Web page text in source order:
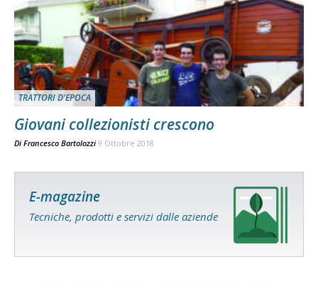
TRATTORI D'EPOCA
Giovani collezionisti crescono
Di Francesco Bartolozzi 9 Ottobre 2018
E-magazine
Tecniche, prodotti e servizi dalle aziende